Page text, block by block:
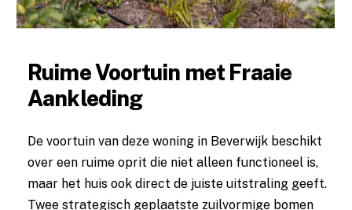
Ruime Voortuin met Fraaie
Aankleding
De voortuin van deze woning in Beverwijk beschikt
over een ruime oprit die niet alleen functioneel is,
maar het huis ook direct de juiste uitstraling geeft.
Twee strategisch geplaatste zuilvormige bomen